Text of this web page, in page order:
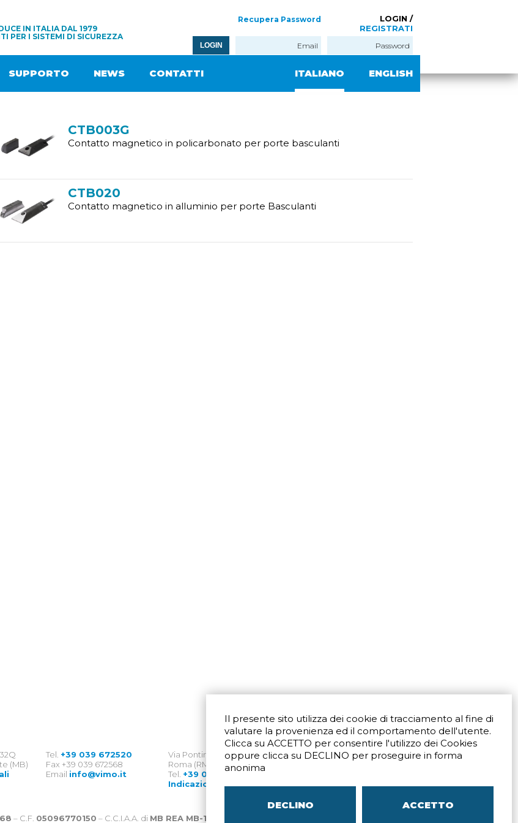
Il presente sito utilizza dei cookie di tracciamento al fine di
valutare la provenienza ed il comportamento dell'utente.
Clicca su ACCETTO per consentire l'utilizzo dei Cookies
oppure clicca su DECLINO per proseguire in forma
anonima
DECLINO ACCETTO
IN ITALIA DAL 1979
PER I SISTEMI DI SICUREZZA
LOGIN /
REGISTRATI
Recupera Password
LOGIN
SUPPORTO NEWS CONTATTI ENGLISH
ITALIANO
CTB003G
Contatto magnetico in policarbonato per porte basculanti
CTB020
Contatto magnetico in alluminio per porte Basculanti
(MB)
Tel. +39 039 672520
Fax +39 039 672568
Email info@vimo.it
Via Pontina 583
Roma (RM) 00128
Tel. +39 06 80079273
Indicazioni Stradali
Via San Crispino 64
– C.F. 05096770150 – C.C.I.A.A. di MB REA MB-1176225